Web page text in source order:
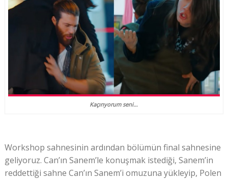
Kaçırıyorum seni…
Workshop sahnesinin ardından bölümün final sahnesine
geliyoruz. Can’ın Sanem’le konuşmak istediği, Sanem’in
reddettiği sahne Can’ın Sanem’i omuzuna yükleyip, Polen